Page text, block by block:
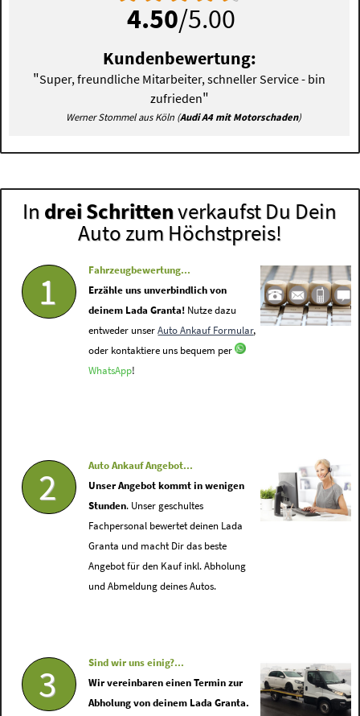
4.50/5.00
Kundenbewertung:
"Super, freundliche Mitarbeiter, schneller Service - bin
zufrieden"
Werner Stommel aus Köln (Audi A4 mit Motorschaden)
In drei Schrittenverkaufst Du Dein
Auto zum Höchstpreis!
1
Fahrzeugbewertung...
Erzähle uns unverbindlich von
deinem Lada Granta! Nutze dazu
entweder unserAuto Ankauf Formular,
oder kontaktiere uns bequem per
WhatsApp!
2
Auto Ankauf Angebot...
Unser Angebot kommt in wenigen
Stunden. Unser geschultes
Fachpersonal bewertet deinen Lada
Granta und macht Dir das beste
Angebot für den Kauf inkl. Abholung
und Abmeldung deines Autos.
3
Sind wir uns einig?...
Wir vereinbaren einen Termin zur
Abholung von deinem Lada Granta.